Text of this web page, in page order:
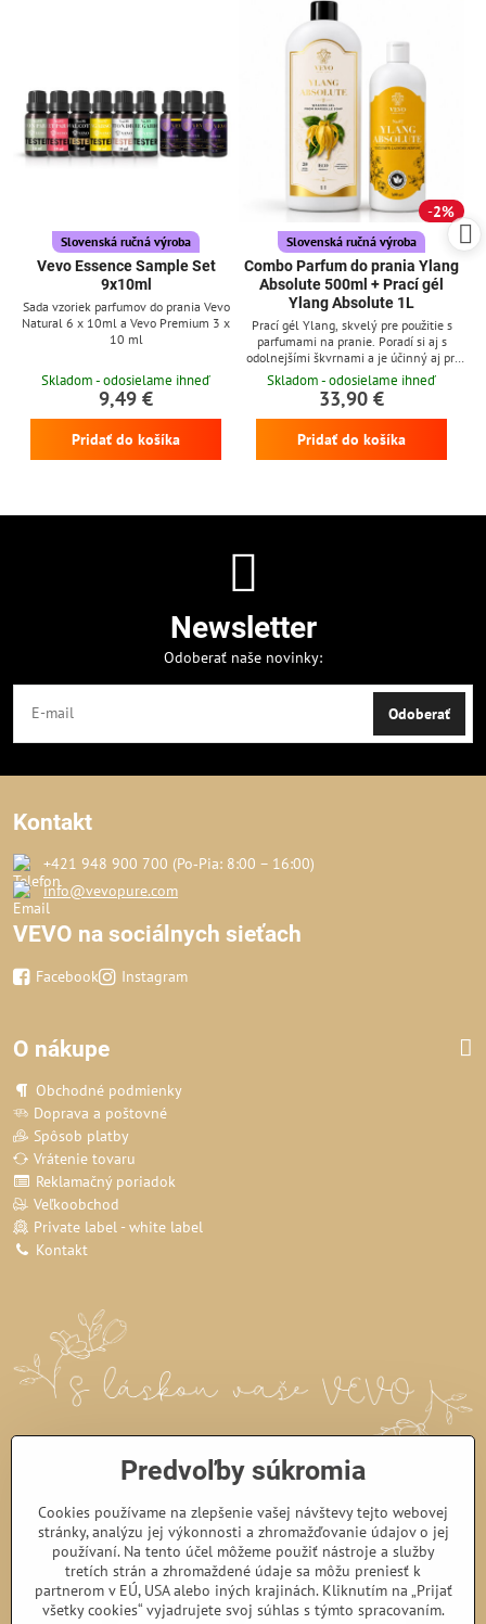
Slovenská ručná výroba
Vevo Essence Sample Set
9x10ml
Sada vzoriek parfumov do prania Vevo
Natural 6 x 10ml a Vevo Premium 3 x
10 ml
Skladom - odosielame ihneď
9,49 €
Pridať do košíka
2%
Slovenská ručná výroba
Combo Parfum do prania Ylang
Absolute 500ml + Prací gél
Ylang Absolute 1L
Prací gél Ylang, skvelý pre použitie s
parfumami na pranie. Poradí si aj s
odolnejšími škvrnami a je účinný aj pri
nízkych teplotách
Skladom - odosielame ihneď
33,90 €
Pridať do košíka
Newsletter
Odoberať naše novinky:
Odoberať
Kontakt
+421 948 900 700 (Po‑Pia: 8:00 – 16:00)
info@vevopure.com
VEVO na sociálnych sieťach
Facebook Instagram
O nákupe
Obchodné podmienky
Doprava a poštovné
Spôsob platby
Vrátenie tovaru
Reklamačný poriadok
Veľkoobchod
Private label - white label
Kontakt
Predvoľby súkromia
Cookies používame na zlepšenie vašej návštevy tejto webovej
stránky, analýzu jej výkonnosti a zhromažďovanie údajov o jej
používaní. Na tento účel môžeme použiť nástroje a služby
tretích strán a zhromaždené údaje sa môžu preniesť k
partnerom v EÚ, USA alebo iných krajinách. Kliknutím na „Prijať
všetky cookies“ vyjadrujete svoj súhlas s týmto spracovaním.